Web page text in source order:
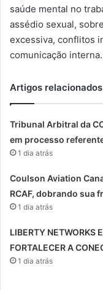
saúde mental no
assédio sexual,
excessiva, conflitos
comunicação interna.
Artigos relacionados
Tribunal Arbitral da
em processo
1 dia atrás
Coulson Aviation
RCAF, dobrando sua
1 dia atrás
LIBERTY NETWORKS
FORTALECER A
1 dia atrás